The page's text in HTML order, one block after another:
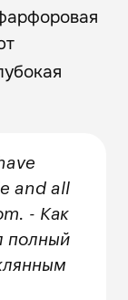
and all
- Как
полный